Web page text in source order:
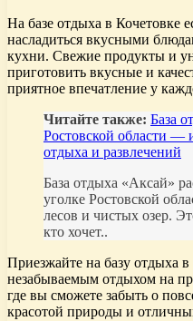
На базе отдыха в Кочетовке
насладиться вкусными
кухни. Свежие продукты и
приготовить вкусные и
приятное впечатление у
Читайте также: База
Ростовской области —
отдыха и развлечений
База отдыха «Аксай»
уголке Ростовской
лесов и чистых озер.
кто хочет..
Приезжайте на базу отдыха в
незабываемым отдыхом на
где вы сможете забыть о
красотой природы и